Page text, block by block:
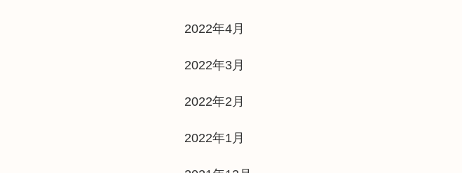
2022年4月
2022年3月
2022年2月
2022年1月